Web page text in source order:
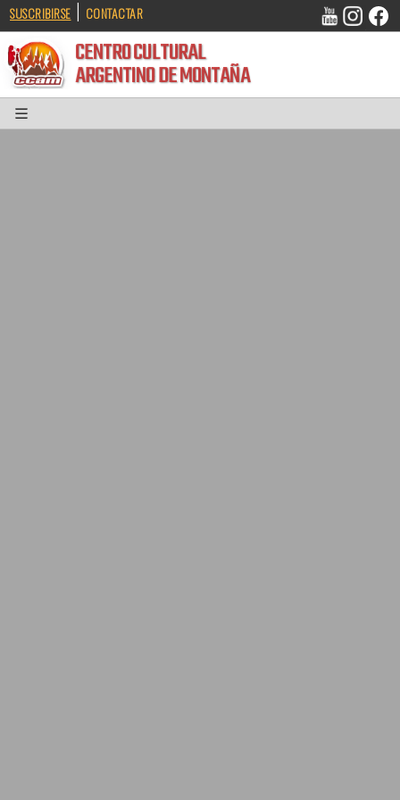
SUSCRIBIRSE | CONTACTAR
CENTRO CULTURAL
ARGENTINO DE MONTAÑA